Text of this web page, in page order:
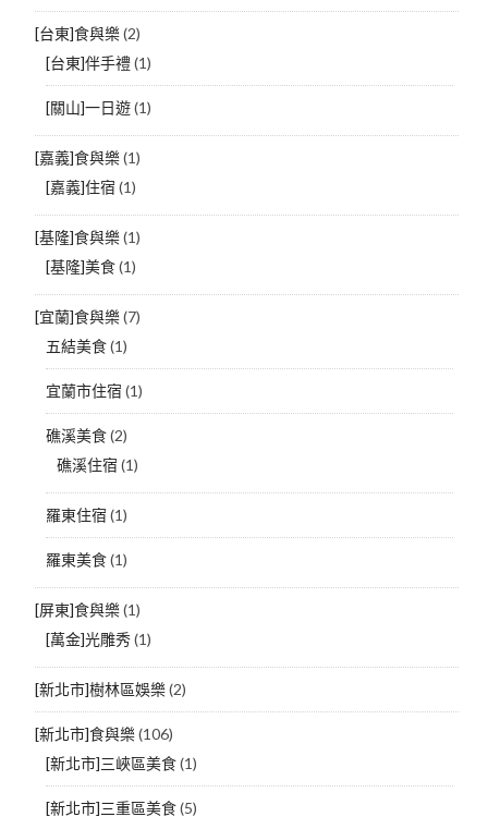
[台東]食與樂(2)
[台東]伴手禮(1)
[關山]一日遊(1)
[嘉義]食與樂(1)
[嘉義]住宿 (1)
[基隆]食與樂(1)
[基隆]美食(1)
[宜蘭]食與樂(7)
五結美食(1)
宜蘭市住宿 (1)
礁溪美食(2)
礁溪住宿 (1)
羅東住宿 (1)
羅東美食(1)
[屏東]食與樂(1)
[萬金]光雕秀(1)
[新北市]樹林區娛樂(2)
[新北市]食與樂(106)
[新北市]三峽區美食(1)
[新北市]三重區美食(5)